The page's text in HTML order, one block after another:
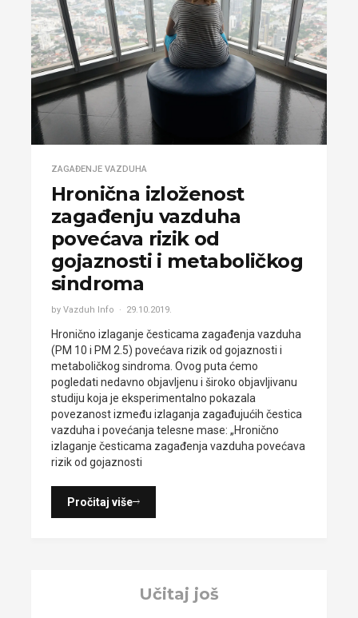
ZAGAĐENJE VAZDUHA
Hronična izloženost
zagađenju vazduha
povećava rizik od
gojaznosti i metaboličkog
sindroma
by Vazduh Info 29.10.2019.
Hronično izlaganje česticama zagađenja vazduha
(PM 10 i PM 2.5) povećava rizik od gojaznosti i
metaboličkog sindroma. Ovog puta ćemo
pogledati nedavno objavljenu i široko objavljivanu
studiju koja je eksperimentalno pokazala
povezanost između izlaganja zagađujućih čestica
vazduha i povećanja telesne mase: „Hronično
izlaganje česticama zagađenja vazduha povećava
rizik od gojaznosti
Pročitaj više
Učitaj još